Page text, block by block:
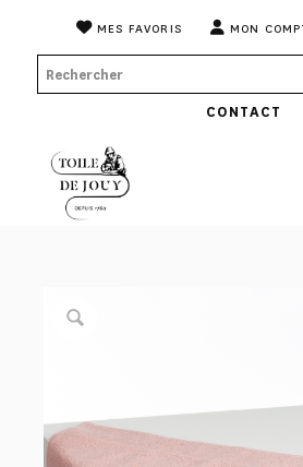
MES FAVORIS MON
CONTACT